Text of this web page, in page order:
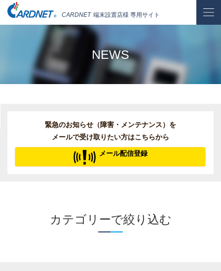
CARDNET 端末設置店様 専用サイト
NEWS
緊急のお知らせ（障害・メンテナンス）を
メールで受け取りたい方はこちらから
メール配信登録
カテゴリーで絞り込む